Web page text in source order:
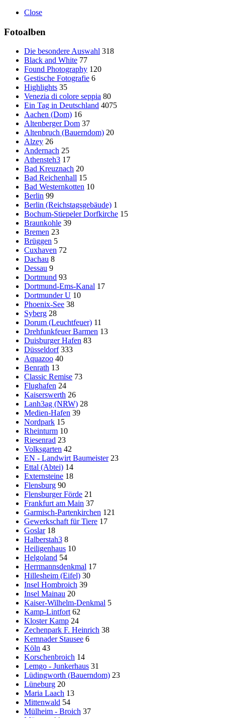
Close
Fotoalben
Die besondere Auswahl 318
Black and White 77
Found Photography 120
Gestische Fotografie 6
Highlights 35
Venezia di colore seppia 80
Ein Tag in Deutschland 4075
Aachen (Dom) 16
Altenberger Dom 37
Altenbruch (Bauerndom) 20
Alzey 26
Andernach 25
Athensteh3 17
Bad Kreuznach 20
Bad Reichenhall 15
Bad Westernkotten 10
Berlin 99
Berlin (Reichstagsgebäude) 1
Bochum-Stiepeler Dorfkirche 15
Braunkohle 39
Bremen 23
Brüggen 5
Cuxhaven 72
Dachau 8
Dessau 9
Dortmund 93
Dortmund-Ems-Kanal 17
Dortmunder U 10
Phoenix-See 38
Syberg 28
Dorum (Leuchtfeuer) 11
Drehfunkfeuer Barmen 13
Duisburger Hafen 83
Düsseldorf 333
Aquazoo 40
Benrath 13
Classic Remise 73
Flughafen 24
Kaiserswerth 26
Lanh3ag (NRW) 28
Medien-Hafen 39
Nordpark 15
Rheinturm 10
Riesenrad 23
Volksgarten 42
EN - Landwirt Baumeister 23
Ettal (Abtei) 14
Externsteine 18
Flensburg 90
Flensburger Förde 21
Frankfurt am Main 37
Garmisch-Partenkirchen 121
Gewerkschaft für Tiere 17
Goslar 18
Halberstah3 8
Heiligenhaus 10
Helgoland 54
Herrmannsdenkmal 17
Hillesheim (Eifel) 30
Insel Hombroich 39
Insel Mainau 20
Kaiser-Wilhelm-Denkmal 5
Kamp-Lintfort 62
Kloster Kamp 24
Zechenpark F. Heinrich 38
Kemnader Stausee 6
Köln 43
Korschenbroich 14
Lemgo - Junkerhaus 31
Lüdingworth (Bauerndom) 23
Lüneburg 20
Maria Laach 13
Mittenwald 54
Mülheim - Broich 37